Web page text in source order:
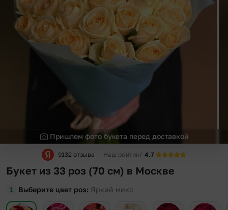
Пришлем фото букета перед доставкой
9132 отзыва Наш рейтинг 4.7
Букет из 33 роз (70 см) в Москве
Выберите цвет роз Яркий микс